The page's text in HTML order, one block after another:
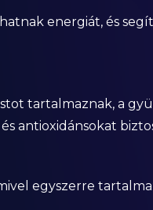
energiát, és
tartalmaznak, a
antioxidánsokat
egyszerre